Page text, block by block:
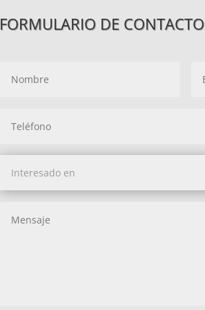
FORMULARIO DE CONTACTO